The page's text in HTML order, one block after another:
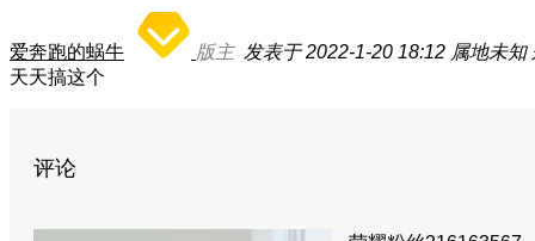
爱奔跑的蜗牛 版主 发表于 2022-1-20 18:12 属地未知
天天搞这个
评论